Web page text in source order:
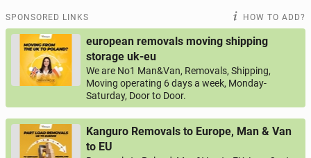
SPONSORED LINKS HOW TO ADD?
european removals moving shipping
storage uk-eu
We are No1 Man&Van, Removals, Shipping,
Moving operating 6 days a week, Monday-
Saturday, Door to Door.
Kanguro Removals to Europe, Man & Van
to EU